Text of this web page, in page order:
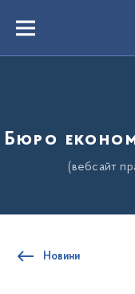
вмістуMenu
Бюро
(вебсайт
Новини